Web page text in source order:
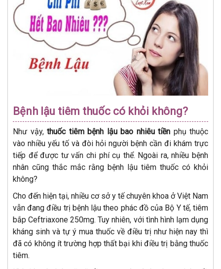
Bệnh lậu tiêm thuốc có khỏi không?
Như vậy, thuốc tiêm bệnh lậu bao nhiêu tiền phụ thuộc
vào nhiều yếu tố và đòi hỏi người bệnh cần đi khám trực
tiếp để được tư vấn chi phí cụ thể. Ngoài ra, nhiều bệnh
nhân cũng thắc mắc rằng bệnh lậu tiêm thuốc có khỏi
không?
Cho đến hiện tại, nhiều cơ sở y tế chuyên khoa ở Việt Nam
vẫn đang điều trị bệnh lậu theo phác đồ của Bộ Y tế, tiêm
bắp Ceftriaxone 250mg. Tuy nhiên, với tình hình lạm dụng
kháng sinh và tự ý mua thuốc về điều trị như hiện nay thì
đã có không ít trường hợp thất bại khi điều trị bằng thuốc
tiêm.